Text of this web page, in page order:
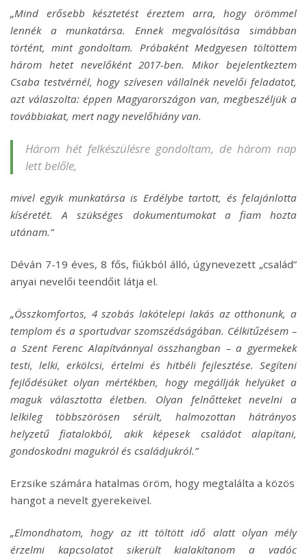
„Mind erősebb késztetést éreztem arra, hogy örömmel
lennék a munkatársa. Ennek megvalósítása simábban
történt, mint gondoltam. Próbaként Medgyesen töltöttem
három hetet nevelőként 2017-ben. Mikor bejelentkeztem
Csaba testvérnél, hogy szívesen vállalnék nevelői feladatot,
azt válaszolta: éppen Magyarországon van, megbeszéljük a
továbbiakat, mert nagy nevelőhiány van.
Három hét felkészülésre gondoltam, de három nap
lett belőle,
mivel egyik munkatársa is Erdélybe tartott, és felajánlotta
kíséretét. A szükséges dokumentumokat a fiam hozta
utánam.”
Déván 7-19 éves, 8 fős, fiúkból álló, úgynevezett „család”
anyai nevelői teendőit látja el.
„Összkomfortos, 4 szobás lakótelepi lakás az otthonunk, a
templom és a sport­udvar szomszédságában. Célkitűzésem –
a Szent Ferenc Alapítvánnyal összhangban – a gyermekek
testi, lelki, erkölcsi, értelmi és hitbéli fejlesztése. Segíteni
fejlődésüket olyan mértékben, hogy megállják helyüket a
maguk választotta életben. Olyan felnőtteket nevelni a
lelkileg többszörösen sérült, halmozottan hátrányos
helyzetű fiatalokból, akik képesek családot alapítani,
gondoskodni magukról és családjukról.”
Erzsike számára hatalmas öröm, hogy megtalálta a közös
hangot a nevelt gyerekeivel.
„Elmondhatom, hogy az itt töltött idő alatt olyan mély
érzelmi kapcsolatot sikerült kialakítanom a vadóc